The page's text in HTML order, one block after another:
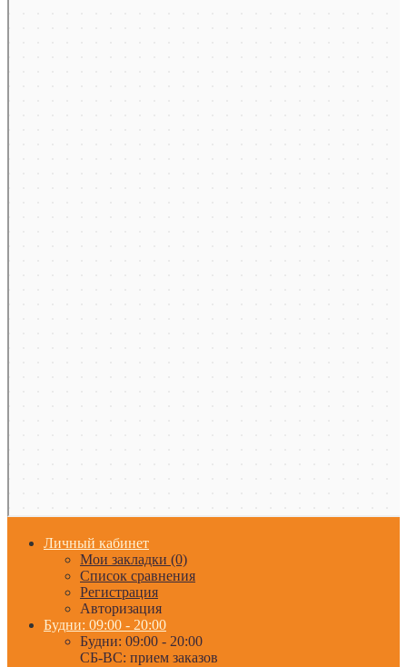
Личный кабинет
Мои закладки (0)
Список сравнения
Регистрация
Авторизация
Будни: 09:00 - 20:00
Будни: 09:00 - 20:00
СБ-ВС: прием заказов